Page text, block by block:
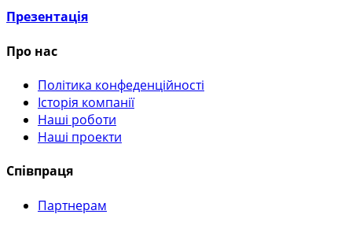
Презентація
Про нас
Політика конфеденційності
Історія компанії
Наші роботи
Наші проекти
Співпраця
Партнерам